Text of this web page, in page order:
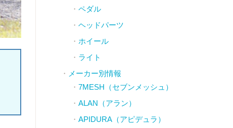
ペダル
ヘッドパーツ
ホイール
ライト
メーカー別情報
7MESH（セブンメッシュ）
ALAN（アラン）
APIDURA（アピデュラ）